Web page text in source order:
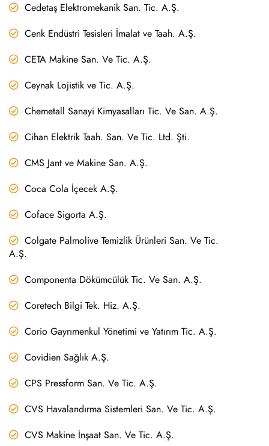
Cedetaş Elektromekanik San. Tic. A.Ş.
Cenk Endüstri Tesisleri İmalat ve Taah. A.Ş.
CETA Makine San. Ve Tic. A.Ş.
Ceynak Lojistik ve Tic. A.Ş.
Chemetall Sanayi Kimyasalları Tic. Ve San. A.Ş.
Cihan Elektrik Taah. San. Ve Tic. Ltd. Şti.
CMS Jant ve Makine San. A.Ş.
Coca Cola İçecek A.Ş.
Coface Sigorta A.Ş.
Colgate Palmolive Temizlik Ürünleri San. Ve Tic.
A.Ş.
Componenta Dökümcülük Tic. Ve San. A.Ş.
Coretech Bilgi Tek. Hiz. A.Ş.
Corio Gayrımenkul Yönetimi ve Yatırım Tic. A.Ş.
Covidien Sağlık A.Ş.
CPS Pressform San. Ve Tic. A.Ş.
CVS Havalandırma Sistemleri San. Ve Tic. A.Ş.
CVS Makine İnşaat San. Ve Tic. A.Ş.